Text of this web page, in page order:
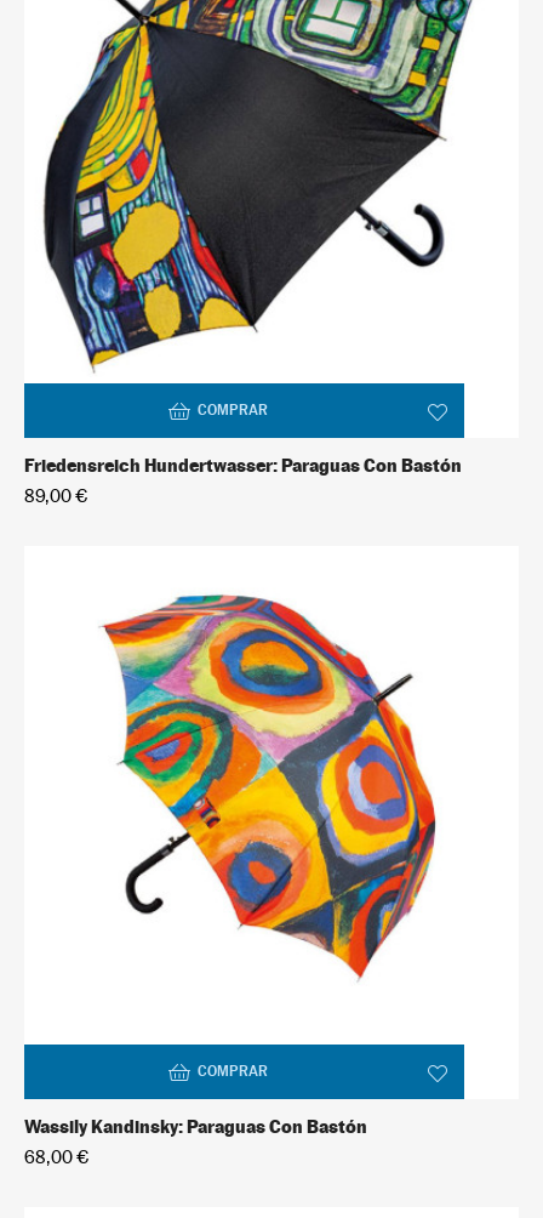
COMPRAR
Friedensreich Hundertwasser: Paraguas Con Bastón
89,00 €
COMPRAR
Wassily Kandinsky: Paraguas Con Bastón
68,00 €